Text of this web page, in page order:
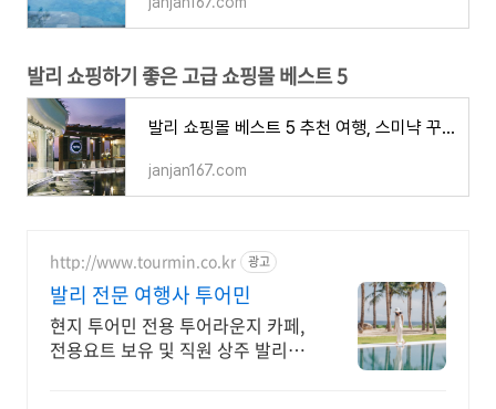
발리 쇼핑하기 좋은 고급 쇼핑몰 베스트 5
발리 쇼핑몰 베스트 5 추천 여행, 스미냑 꾸따 덴파사르 누사누아 쇼핑
janjan167.com
http://www.tourmin.co.kr 광고
발리 전문 여행사 투어민
현지 투어민 전용 투어라운지 카페,
전용요트 보유 및 직원 상주 발리전